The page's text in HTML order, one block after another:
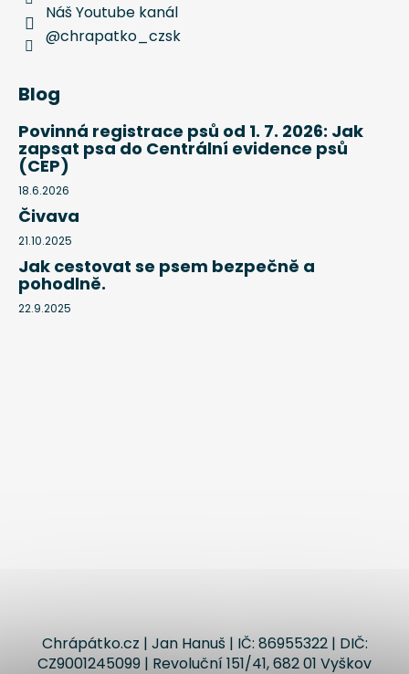
Náš Youtube kanál
@chrapatko_czsk
Blog
Povinná registrace psů od 1. 7. 2026: Jak
zapsat psa do Centrální evidence psů
(CEP)
18.6.2026
Čivava
21.10.2025
Jak cestovat se psem bezpečně a
pohodlně.
22.9.2025
Chrápátko.cz | Jan Hanuš | IČ: 86955322 | DIČ:
CZ9001245099 | Revoluční 151/41, 682 01 Vyškov